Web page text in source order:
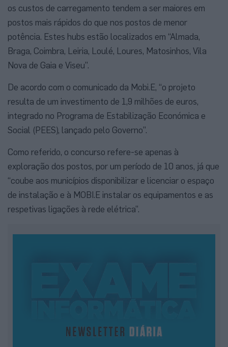
os custos de carregamento tendem a ser maiores em
postos mais rápidos do que nos postos de menor
potência. Estes hubs estão localizados em “Almada,
Braga, Coimbra, Leiria, Loulé, Loures, Matosinhos, Vila
Nova de Gaia e Viseu”.
De acordo com o comunicado da Mobi.E, “o projeto
resulta de um investimento de 1,9 milhões de euros,
integrado no Programa de Estabilização Económica e
Social (PEES), lançado pelo Governo”.
Como referido, o concurso refere-se apenas à
exploração dos postos, por um período de 10 anos, já que
“coube aos municípios disponibilizar e licenciar o espaço
de instalação e à MOBI.E instalar os equipamentos e as
respetivas ligações à rede elétrica”.